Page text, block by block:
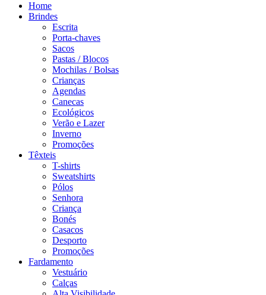
Home
Brindes
Escrita
Porta-chaves
Sacos
Pastas / Blocos
Mochilas / Bolsas
Crianças
Agendas
Canecas
Ecológicos
Verão e Lazer
Inverno
Promoções
Têxteis
T-shirts
Sweatshirts
Pólos
Senhora
Criança
Bonés
Casacos
Desporto
Promoções
Fardamento
Vestuário
Calças